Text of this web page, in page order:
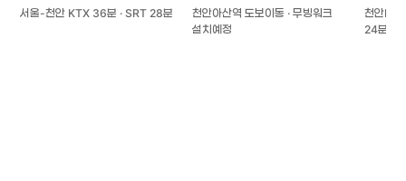
서울-천안 KTX 36분 · SRT 28분
천안아산역 도보이동 · 무빙워크
설치예정
천안IC(
24분